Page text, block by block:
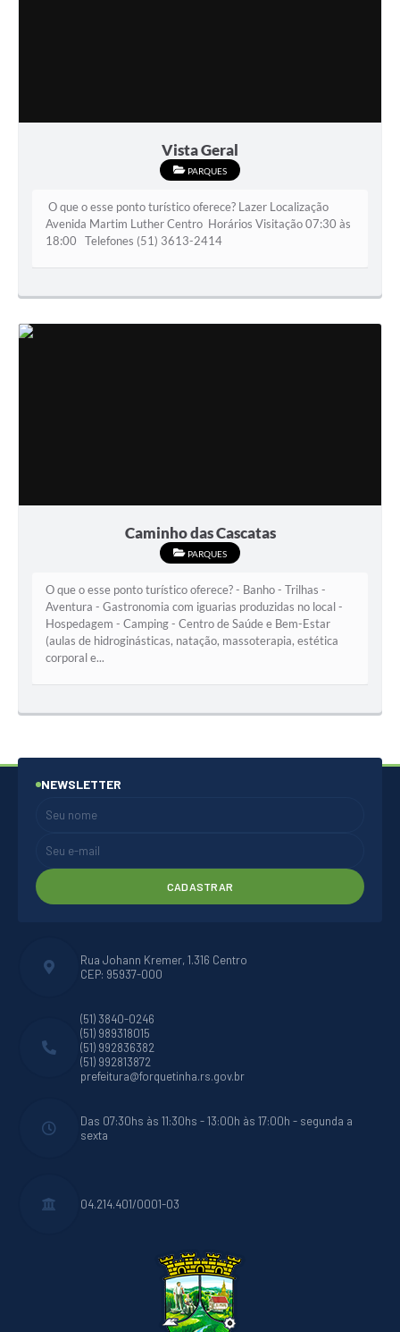
Vista Geral
PARQUES
O que o esse ponto turístico oferece? Lazer Localização
Avenida Martim Luther Centro Horários Visitação 07:30 às
18:00 Telefones (51) 3613-2414
Caminho das Cascatas
PARQUES
O que o esse ponto turístico oferece? - Banho - Trilhas -
Aventura - Gastronomia com iguarias produzidas no local -
Hospedagem - Camping - Centro de Saúde e Bem-Estar
(aulas de hidroginásticas, natação, massoterapia, estética
corporal e...
Rua Johann Kremer, 1.316 Centro
CEP: 95937-000
(51) 3840-0246
(51) 989318015
(51) 992836382
(51) 992813872
prefeitura@forquetinha.rs.gov.br
Das 07:30hs às 11:30hs - 13:00h às 17:00h - segunda a
sexta
04.214.401/0001-03
NEWSLETTER
CADASTRAR